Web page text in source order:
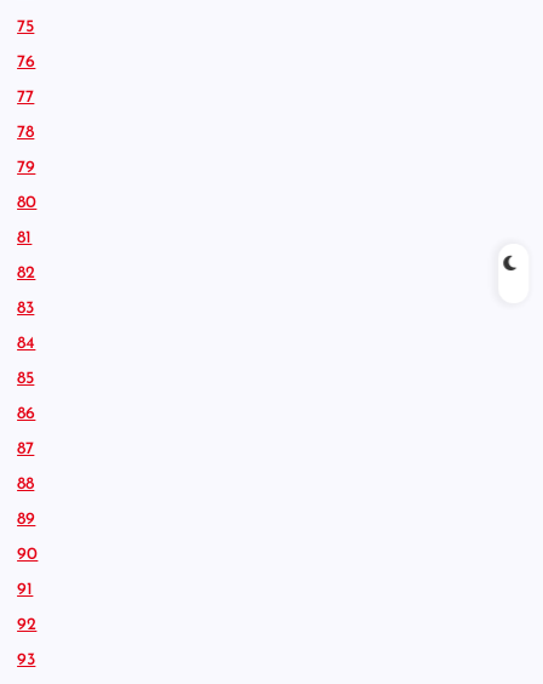
75
76
77
78
79
80
81
82
83
84
85
86
87
88
89
90
91
92
93